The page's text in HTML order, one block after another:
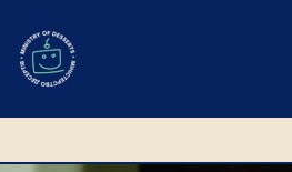
ЧАС ДОСТАВКИ